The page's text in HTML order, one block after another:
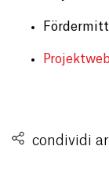
condividi